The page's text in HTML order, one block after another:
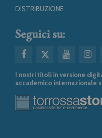
DISTRIBUZIONE
Seguici su:
I nostri titoli in versione
accademico internazionale